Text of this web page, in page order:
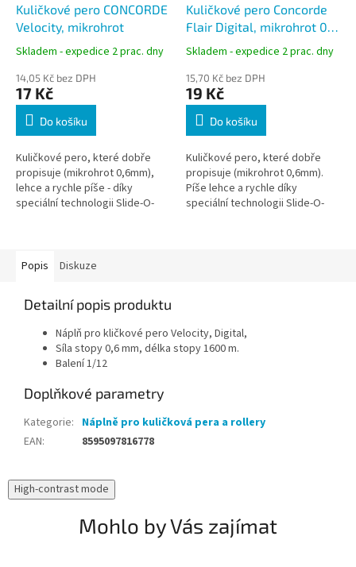
Kuličkové pero CONCORDE
Velocity, mikrohrot
Skladem - expedice 2 prac. dny
14,05 Kč bez DPH
17 Kč
Do košíku
Kuličkové pero, které dobře
propisuje (mikrohrot 0,6mm),
lehce a rychle píše - díky
speciální technologii Slide-O-
Kuličkové pero Concorde
Flair Digital, mikrohrot 0,6
mm
Skladem - expedice 2 prac. dny
15,70 Kč bez DPH
19 Kč
Do košíku
Kuličkové pero, které dobře
propisuje (mikrohrot 0,6mm).
Píše lehce a rychle díky
speciální technologii Slide-O-
Popis Diskuze
Detailní popis produktu
Náplň pro kličkové pero Velocity, Digital,
Síla stopy 0,6 mm, délka stopy 1600 m.
Balení 1/12
Doplňkové parametry
Kategorie: Náplně pro kuličková pera a rollery
EAN: 8595097816778
High-contrast mode
Mohlo by Vás zajímat